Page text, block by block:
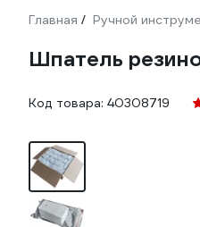
Главная / Ручной
Шпатель
Код товара: 40308719